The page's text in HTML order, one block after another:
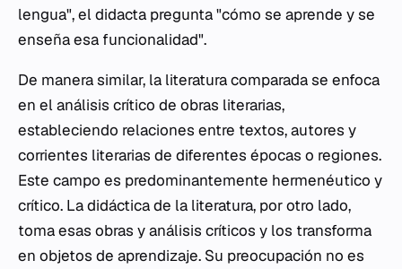
lengua", el didacta pregunta "cómo se aprende y se
enseña esa funcionalidad".
De manera similar, la literatura comparada se enfoca
en el análisis crítico de obras literarias,
estableciendo relaciones entre textos, autores y
corrientes literarias de diferentes épocas o regiones.
Este campo es predominantemente hermenéutico y
crítico. La didáctica de la literatura, por otro lado,
toma esas obras y análisis críticos y los transforma
en objetos de aprendizaje. Su preocupación no es